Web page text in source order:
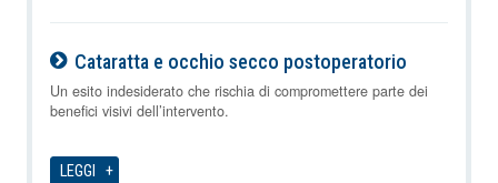
Cataratta e occhio secco postoperatorio
09-08-2026
Un esito indesiderato che rischia di compromettere parte dei
benefici visivi dell’intervento.
LEGGI